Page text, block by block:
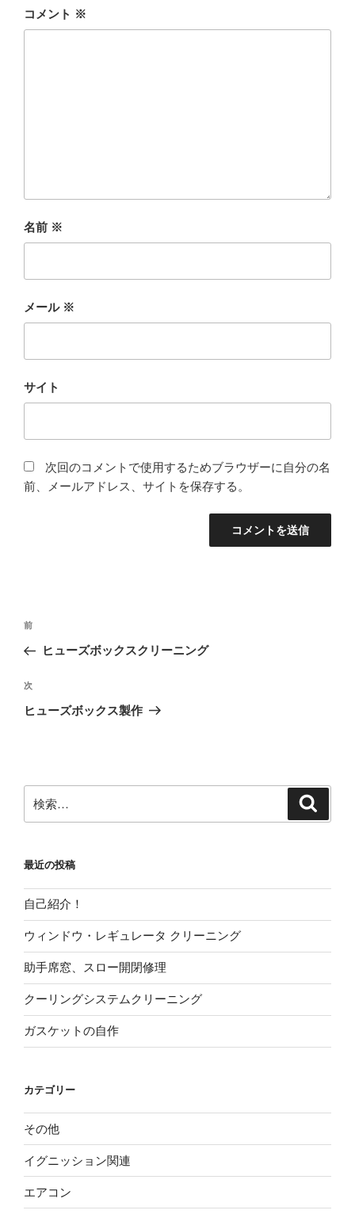
コメント ※
名前 ※
メール ※
サイト
次回のコメントで使用するためブラウザーに自分の名
前、メールアドレス、サイトを保存する。
投
ナ
ビ
ゲ
ン
前
の
稿
前
ヒューズボックスクリーニング
次
の
次
ヒューズボックス製作
索:
最近の投稿
自己紹介！
ウィンドウ・レギュレータ クリーニング
助手席窓、スロー開閉修理
クーリングシステムクリーニング
ガスケットの自作
カテゴリー
その他
イグニッション関連
エアコン